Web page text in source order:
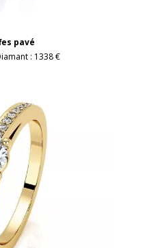
pavé
: 1338 €